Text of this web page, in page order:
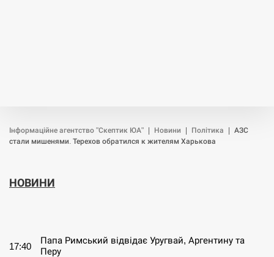
Інформаційне агентство "Скептик ЮА" Новини Політика
АЗС
стали мишенями. Терехов обратился к жителям Харькова
НОВИНИ
17:40
Папа Римський відвідає Уругвай, Аргентину та
Перу